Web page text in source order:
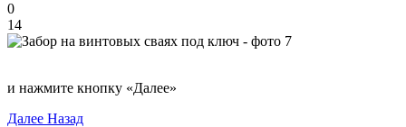
0
14
и нажмите кнопку «Далее»
Далее Назад